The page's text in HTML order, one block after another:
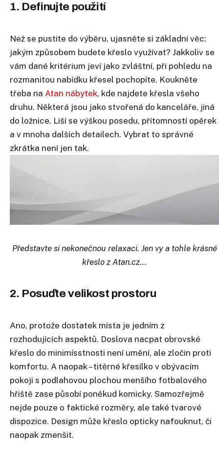
1. Definujte použití
Než se pustíte do výběru, ujasněte si základní věc:
jakým způsobem budete křeslo využívat? Jakkoliv se
vám dané kritérium jeví jako zvláštní, při pohledu na
rozmanitou nabídku křesel pochopíte. Koukněte
třeba na Atan nábytek, kde najdete křesla všeho
druhu. Některá jsou jako stvořená do kanceláře, jiná
do ložnice. Liší se výškou posedu, přítomností opěrek
a v mnoha dalších detailech. Vybrat to správné
zkrátka není jen tak.
Představte si nekonečnou relaxaci. Jen vy a tohle krásné
křeslo z Atan.cz...
2. Posuďte velikost prostoru
Ano, protože dostatek místa je jedním z
rozhodujících aspektů. Doslova nacpat obrovské
křeslo do minimísstnosti není umění, ale zločin proti
komfortu. A naopak – titěrné křesílko v obývacím
pokoji s podlahovou plochou menšího fotbalového
hřiště zase působí poněkud komicky. Samozřejmě
nejde pouze o faktické rozměry, ale také tvarové
dispozice. Design může křeslo opticky nafouknut, či
naopak zmenšit.